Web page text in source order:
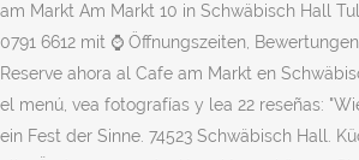
am Markt Am Markt 10 in Schwäbisch Hall
0791 6612 mit ⌚ Öffnungszeiten,
Reserve ahora al Cafe am Markt en
el menú, vea fotografías y lea 22 reseñas:
ein Fest der Sinne. 74523 Schwäbisch Hall.